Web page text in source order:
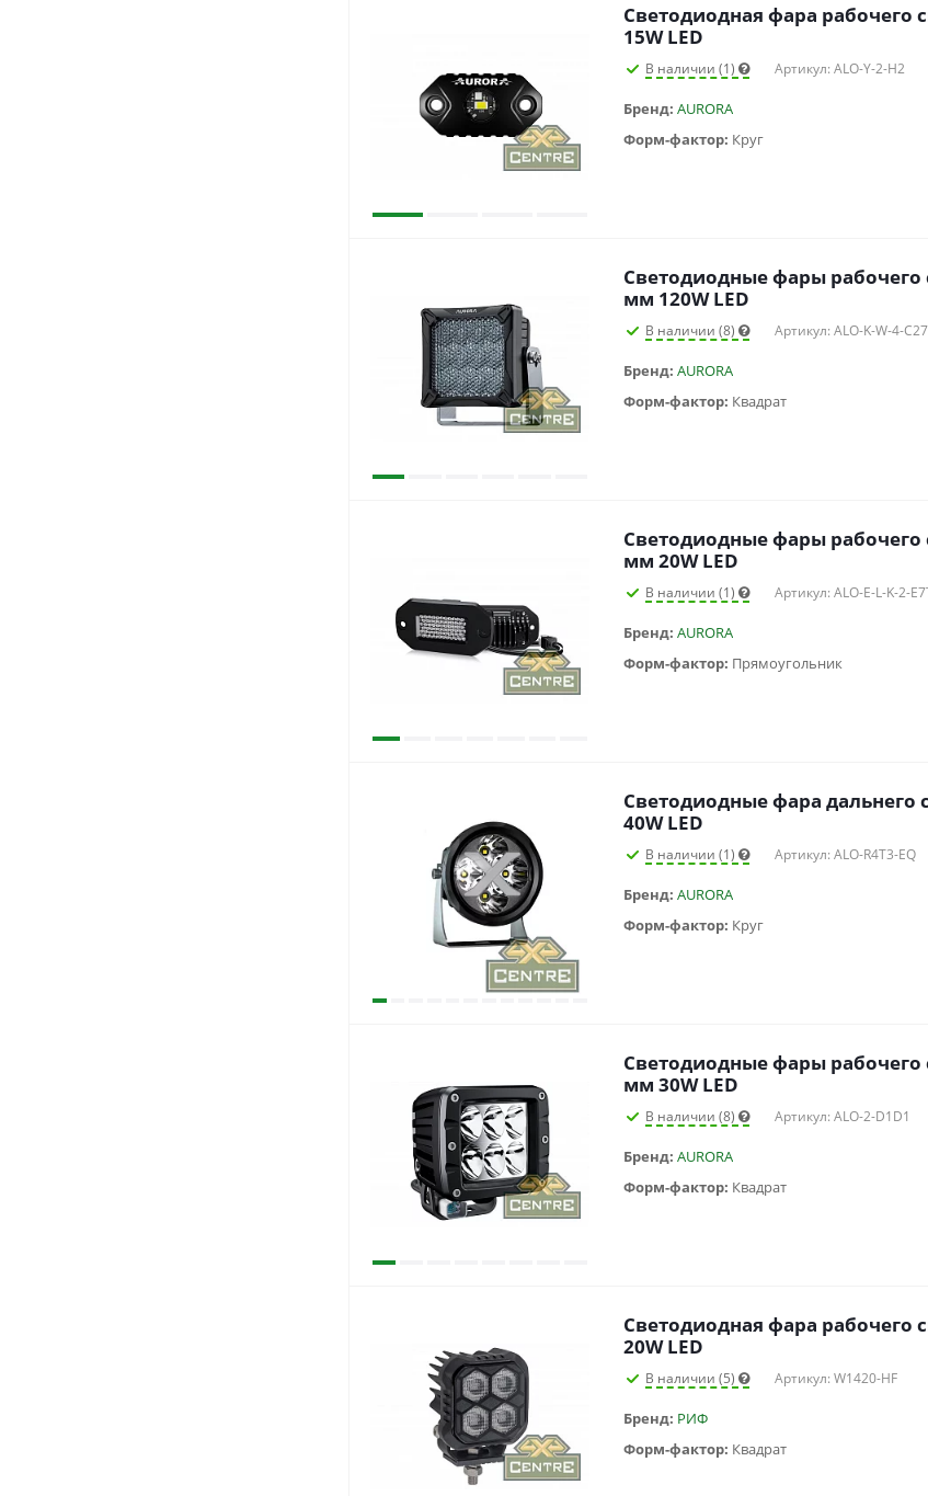
Светодиодная фара рабочего
15W LED
В наличии (1) Артикул: ALO-Y-2-H2
Бренд: AURORA
Форм-фактор: Круг
Светодиодные фары рабочего
мм 120W LED
В наличии (8) Артикул: ALO-K-W-4-
Бренд: AURORA
Форм-фактор: Квадрат
Светодиодные фары рабочего
мм 20W LED
В наличии (1) Артикул: ALO-E-L-K-2-
Бренд: AURORA
Форм-фактор: Прямоугольник
Светодиодные фара дальнего
40W LED
В наличии (1) Артикул: ALO-R4T3-EQ
Бренд: AURORA
Форм-фактор: Круг
Светодиодные фары рабочего
мм 30W LED
В наличии (8) Артикул: ALO-2-D1D1
Бренд: AURORA
Форм-фактор: Квадрат
Светодиодная фара рабочего
20W LED
В наличии (5) Артикул: W1420-HF
Бренд: РИФ
Форм-фактор: Квадрат